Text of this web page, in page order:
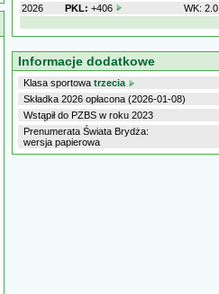
2026
PKL: +406 WK: 2.0
Informacje dodatkowe
Klasa sportowa trzecia
Składka 2026 opłacona (2026-01-08)
Wstąpił do PZBS w roku 2023
Prenumerata Świata Brydża:
wersja papierowa